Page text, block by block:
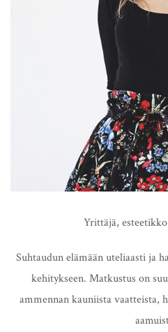
Yrittäjä,
Suhtaudun elämään uteliaasti ja
kehitykseen. Matkustus on
ammennan kauniista vaatteista,